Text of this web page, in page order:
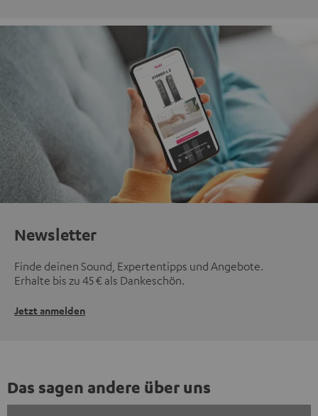
Newsletter
Finde deinen Sound, Expertentipps und Angebote.
Erhalte bis zu 45 € als Dankeschön.
Jetzt anmelden
Das sagen andere über uns